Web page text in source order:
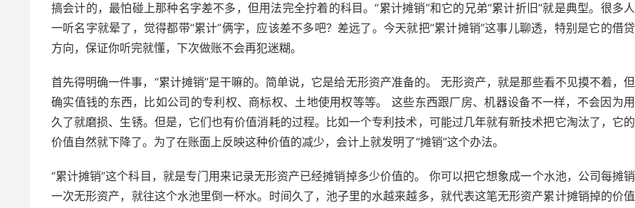
搞会计的，最怕碰上那种名字差不多，但用法完全拧着的科目。“累计摊销”和它的兄弟“累计折旧”就是典型。很多人
一听名字就晕了，觉得都带“累计”俩字，应该差不多吧？差远了。今天就把“累计摊销”这事儿聊透，特别是它的借贷
方向，保证你听完就懂，下次做账不会再犯迷糊。
首先得明确一件事，“累计摊销”是干嘛的。简单说，它是给无形资产准备的。 无形资产，就是那些看不见摸不着，但
确实值钱的东西，比如公司的专利权、商标权、土地使用权等等。 这些东西跟厂房、机器设备不一样，不会因为用
久了就磨损、生锈。但是，它们也有价值消耗的过程。比如一个专利技术，可能过几年就有新技术把它淘汰了，它的
价值自然就下降了。为了在账面上反映这种价值的减少，会计上就发明了“摊销”这个办法。
“累计摊销”这个科目，就是专门用来记录无形资产已经摊销掉多少价值的。 你可以把它想象成一个水池，公司每摊销
一次无形资产，就往这个水池里倒一杯水。时间久了，池子里的水越来越多，就代表这笔无形资产累计摊销掉的价值